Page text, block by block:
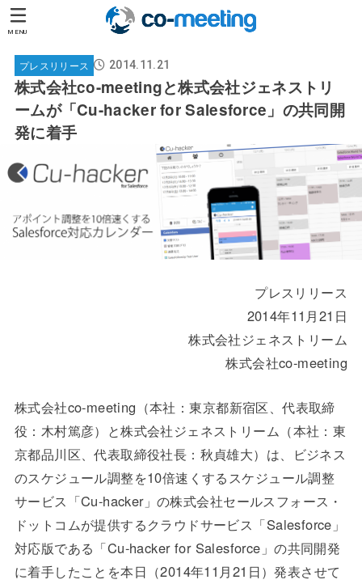
MENU
プレスリリース 2014.11.21
株式会社co-meetingと株式会社ジェネストリ
ームが「Cu-hacker for Salesforce」の共同開
発に着手
プレスリリース
2014年11月21日
株式会社ジェネストリーム
株式会社co-meeting
株式会社co-meeting（本社：東京都新宿区、代表取締
役：木村篤彦）と株式会社ジェネストリーム（本社：東
京都品川区、代表取締役社長：秋貞雄大）は、ビジネス
のスケジュール調整を10倍速くするスケジュール調整
サービス「Cu-hacker」の株式会社セールスフォース・
ドットコムが提供するクラウドサービス「Salesforce」
対応版である「Cu-hacker for Salesforce」の共同開発
に着手したことを本日（2014年11月21日）発表させて